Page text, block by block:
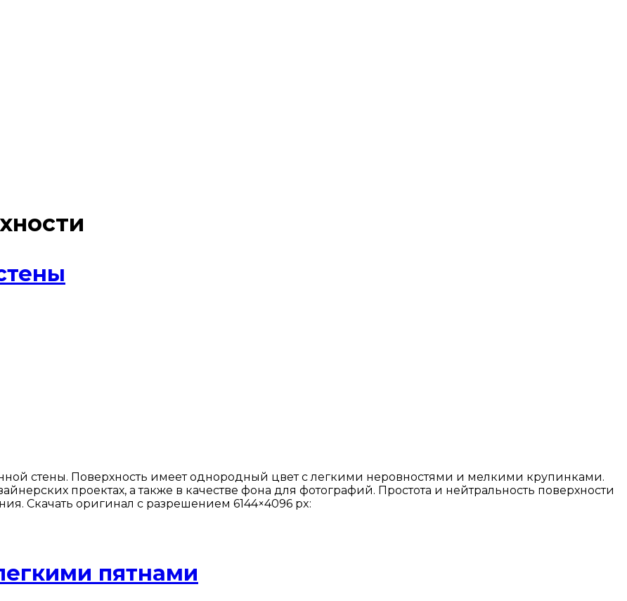
стены. Поверхность имеет однородный цвет с легкими неровностями и мелкими крупинками.
проектах, а также в качестве фона для фотографий. Простота и нейтральность поверхности
Скачать оригинал с разрешением 6144×4096 px:
пятнами